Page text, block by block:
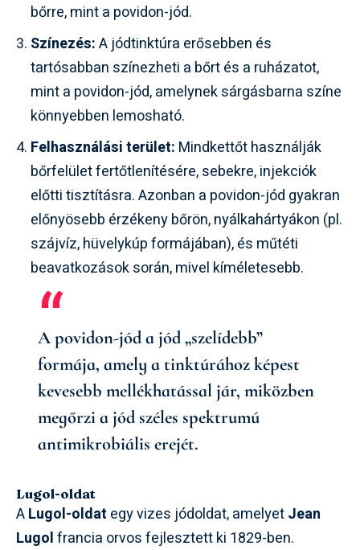
bőrre, mint a povidon-jód.
Színezés:A jódtinktúra erősebben és
tartósabban színezheti a bőrt és a ruházatot,
mint a povidon-jód, amelynek sárgásbarna színe
könnyebben lemosható.
Felhasználási terület: Mindkettőt használják
bőrfelület fertőtlenítésére, sebekre, injekciók
előtti tisztításra. Azonban a povidon-jód gyakran
előnyösebb érzékeny bőrön, nyálkahártyákon (pl.
szájvíz, hüvelykúp formájában), és műtéti
beavatkozások során, mivel kíméletesebb.
A povidon-jód a jód „szelídebb”
formája, amely a tinktúrához képest
kevesebb mellékhatással jár, miközben
megőrzi a jód széles spektrumú
antimikrobiális erejét.
Lugol-oldat
ALugol-oldat egy vizes jódoldat, amelyetJean
Lugolfrancia orvos fejlesztett ki 1829-ben.